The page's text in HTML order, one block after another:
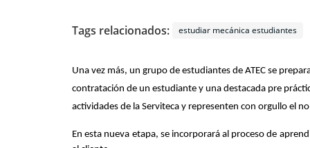
Tags relacionados: estudiar mecánica estudiantes
Una vez más, un grupo de estudiantes de ATEC se
contratación de un estudiante y una destacada pre
actividades de la Serviteca y representen con orgullo el
En esta nueva etapa, se incorporará al proceso de